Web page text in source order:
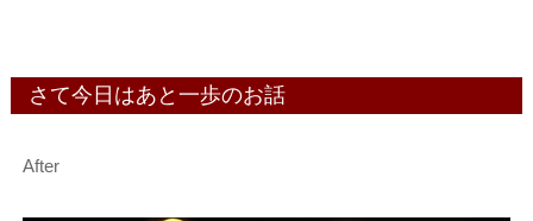
さて今日はあと一歩のお話
After